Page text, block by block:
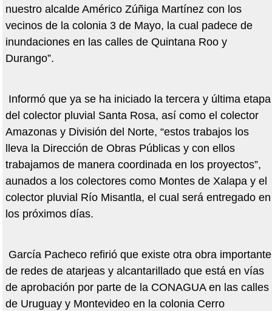
nuestro alcalde Américo Zúñiga Martínez con los
vecinos de la colonia 3 de Mayo, la cual padece de
inundaciones en las calles de Quintana Roo y
Durango”.
Informó que ya se ha iniciado la tercera y última etapa
del colector pluvial Santa Rosa, así como el colector
Amazonas y División del Norte, “estos trabajos los
lleva la Dirección de Obras Públicas y con ellos
trabajamos de manera coordinada en los proyectos”,
aunados a los colectores como Montes de Xalapa y el
colector pluvial Río Misantla, el cual será entregado en
los próximos días.
García Pacheco refirió que existe otra obra importante
de redes de atarjeas y alcantarillado que está en vías
de aprobación por parte de la CONAGUA en las calles
de Uruguay y Montevideo en la colonia Cerro